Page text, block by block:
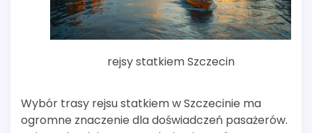
rejsy statkiem Szczecin
Wybór trasy rejsu statkiem w Szczecinie ma
ogromne znaczenie dla doświadczeń pasażerów.